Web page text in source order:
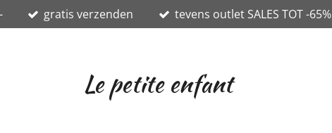
gratis verzenden tevens outlet SALES TOT -65%
Le petite enfant